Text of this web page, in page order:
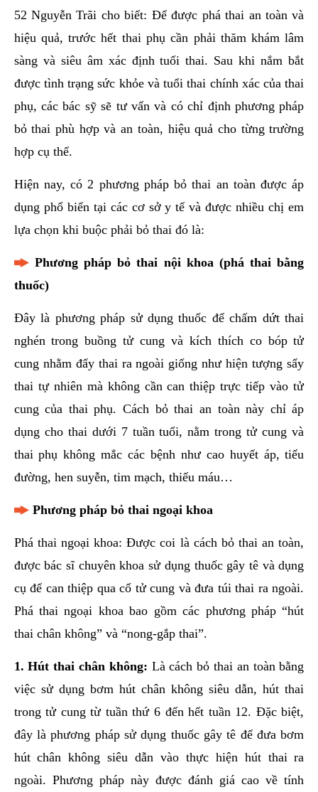
52 Nguyễn Trãi cho biết: Để được phá thai an toàn và
hiệu quả, trước hết thai phụ cần phải thăm khám lâm
sàng và siêu âm xác định tuổi thai. Sau khi nắm bắt
được tình trạng sức khỏe và tuổi thai chính xác của thai
phụ, các bác sỹ sẽ tư vấn và có chỉ định phương pháp
bỏ thai phù hợp và an toàn, hiệu quả cho từng trường
hợp cụ thể.
Hiện nay, có 2 phương pháp bỏ thai an toàn được áp
dụng phổ biến tại các cơ sở y tế và được nhiều chị em
lựa chọn khi buộc phải bỏ thai đó là:
Phương pháp bỏ thai nội khoa (phá thai bằng
thuốc)
Đây là phương pháp sử dụng thuốc để chấm dứt thai
nghén trong buồng tử cung và kích thích co bóp tử
cung nhằm đẩy thai ra ngoài giống như hiện tượng sẩy
thai tự nhiên mà không cần can thiệp trực tiếp vào tử
cung của thai phụ. Cách bỏ thai an toàn này chỉ áp
dụng cho thai dưới 7 tuần tuổi, nằm trong tử cung và
thai phụ không mắc các bệnh như cao huyết áp, tiểu
đường, hen suyễn, tim mạch, thiếu máu…
Phương pháp bỏ thai ngoại khoa
Phá thai ngoại khoa: Được coi là cách bỏ thai an toàn,
được bác sĩ chuyên khoa sử dụng thuốc gây tê và dụng
cụ để can thiệp qua cổ tử cung và đưa túi thai ra ngoài.
Phá thai ngoại khoa bao gồm các phương pháp “hút
thai chân không” và “nong-gắp thai”.
1. Hút thai chân không: Là cách bỏ thai an toàn bằng
việc sử dụng bơm hút chân không siêu dẫn, hút thai
trong tử cung từ tuần thứ 6 đến hết tuần 12. Đặc biệt,
đây là phương pháp sử dụng thuốc gây tê để đưa bơm
hút chân không siêu dẫn vào thực hiện hút thai ra
ngoài. Phương pháp này được đánh giá cao về tính